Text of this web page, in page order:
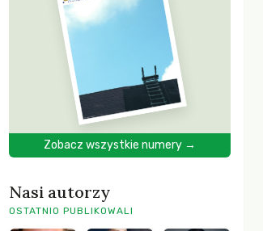
Zobacz wszystkie numery →
Nasi autorzy
OSTATNIO PUBLIKOWALI